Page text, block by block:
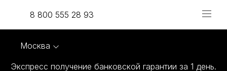
8 800 555 28 93
Москва
Экспресс получение банковской гарантии за 1 день.